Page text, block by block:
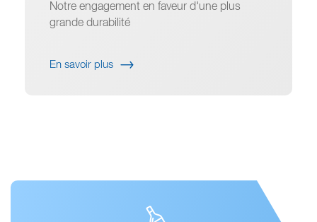
Notre engagement en faveur d'une plus
grande durabilité
En savoir plus